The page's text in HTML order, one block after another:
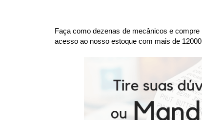
Faça como dezenas de mecânicos e
acesso ao nosso estoque com mais de